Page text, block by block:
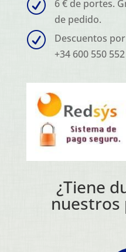
R
6 € de portes.
de pedido.
R
Descuentos
+34 600 550 552
¿Tiene
nuestros